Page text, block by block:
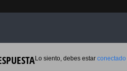
Lo siento, debes estar conectado